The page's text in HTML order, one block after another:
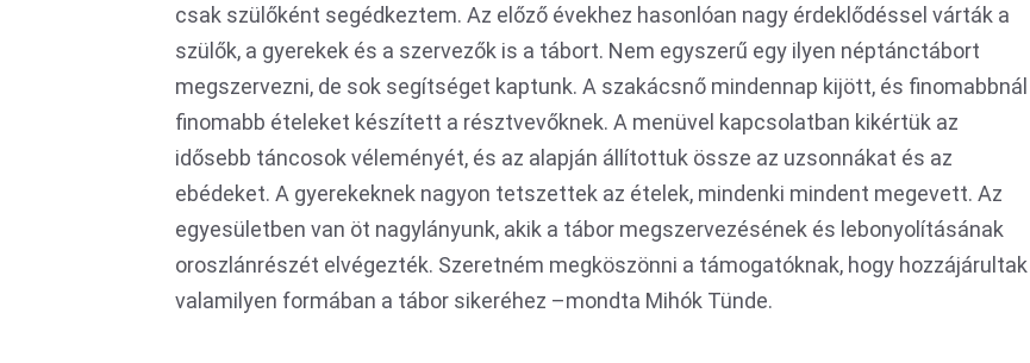
csak szülőként segédkeztem. Az előző évekhez hasonlóan nagy érdeklődéssel várták a
szülők, a gyerekek és a szervezők is a tábort. Nem egyszerű egy ilyen néptánctábort
megszervezni, de sok segítséget kaptunk. A szakácsnő mindennap kijött, és finomabbnál
finomabb ételeket készített a résztvevőknek. A menüvel kapcsolatban kikértük az
idősebb táncosok véleményét, és az alapján állítottuk össze az uzsonnákat és az
ebédeket. A gyerekeknek nagyon tetszettek az ételek, mindenki mindent megevett. Az
egyesületben van öt nagylányunk, akik a tábor megszervezésének és lebonyolításának
oroszlánrészét elvégezték. Szeretném megköszönni a támogatóknak, hogy hozzájárultak
valamilyen formában a tábor sikeréhez –mondta Mihók Tünde.